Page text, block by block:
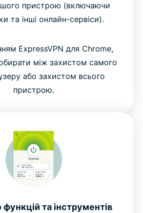
пристрою (включаючи
та інші онлайн-сервіси).
ExpressVPN для Chrome,
між захистом самого
або захистом всього
пристрою.
та інструментів